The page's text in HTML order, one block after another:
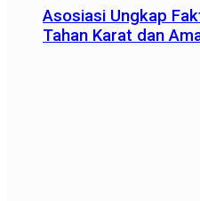
Asosiasi Ungkap
Tahan Karat dan